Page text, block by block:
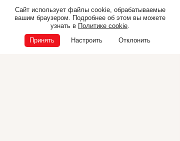
Самоходная техника
Прицепная техника
Коммунальная техника
ТЕХНИКА CANCELA
Дополнительное
оборудование
Сайт использует файлы cookie, обрабатываемые
вашим браузером. Подробнее об этом вы можете
узнать в Политике cookie.
Принять
Настроить Отклонить